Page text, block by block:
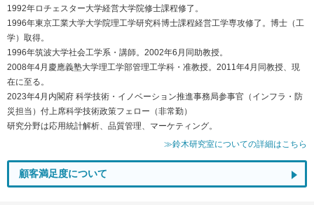
1992年ロチェスター大学経営大学院修士課程修了。
1996年東京工業大学大学院理工学研究科博士課程経営工学専攻修了。博士（工
学）取得。
1996年筑波大学社会工学系・講師。2002年6月同助教授。
2008年4月慶應義塾大学理工学部管理工学科・准教授。2011年4月同教授、現
在に至る。
2023年4月内閣府 科学技術・イノベーション推進事務局参事官（インフラ・防
災担当）付上席科学技術政策フェロー（非常勤）
研究分野は応用統計解析、品質管理、マーケティング。
≫鈴木研究室についての詳細はこちら
顧客満足度について